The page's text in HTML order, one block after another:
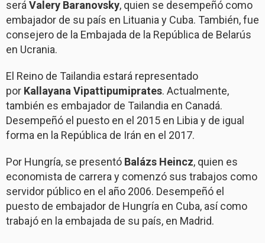
será Valery Baranovsky, quien se desempeñó como
embajador de su país en Lituania y Cuba. También, fue
consejero de la Embajada de la República de Belarús
en Ucrania.
El Reino de Tailandia estará representado
por Kallayana Vipattipumiprates. Actualmente,
también es embajador de Tailandia en Canadá.
Desempeñó el puesto en el 2015 en Libia y de igual
forma en la República de Irán en el 2017.
Por Hungría, se presentó Balázs Heincz, quien es
economista de carrera y comenzó sus trabajos como
servidor público en el año 2006. Desempeñó el
puesto de embajador de Hungría en Cuba, así como
trabajó en la embajada de su país, en Madrid.